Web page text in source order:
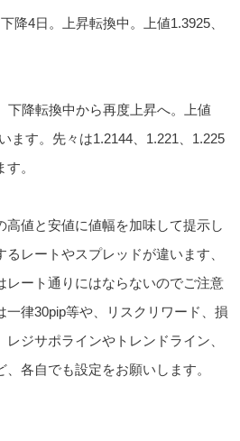
降4日。上昇転換中。上値1.3925、
下降転換中から再度上昇へ。上値
ます。先々は1.2144、1.221、1.225
。
高値と安値に値幅を加味して提示し
レートやスプレッドが違います、
レート通りにはならないのでご注意
一律30pip等や、リスクリワード、損
ジサポラインやトレンドライン、
各自でも設定をお願いします。